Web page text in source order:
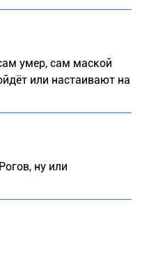
умер, сам маской
или настаивают на
ну или